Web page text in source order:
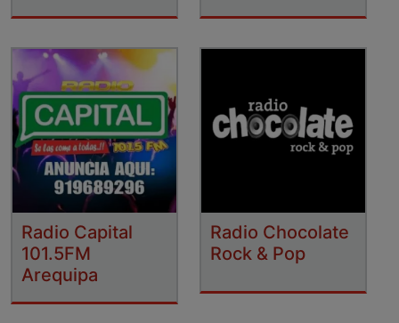
Radio Capital
101.5FM
Arequipa
Radio Chocolate
Rock & Pop